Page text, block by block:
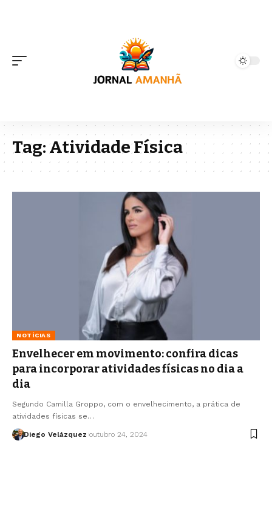
Tag:Atividade Física
NOTÍCIAS
Envelhecer em movimento: confira dicas
para incorporar atividades físicas no dia a
dia
Segundo Camilla Groppo, com o envelhecimento, a prática de
atividades físicas se…
Diego Velázquez outubro 24, 2024